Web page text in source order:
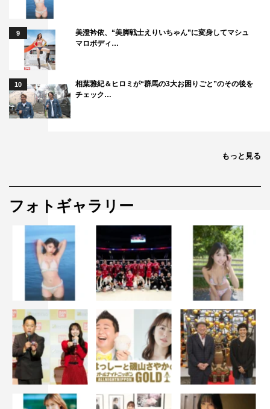
9
美澄衿依、“美脚戦士えりいちゃん”に変身してマシュ
マロボディ…
10
相葉雅紀＆ヒロミが“群馬の3大お困りごと”のその後を
チェック…
もっと見る
フォトギャラリー